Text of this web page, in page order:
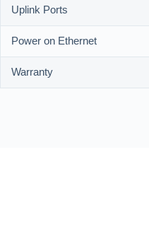
Uplink Ports
Power on Ethernet
Warranty